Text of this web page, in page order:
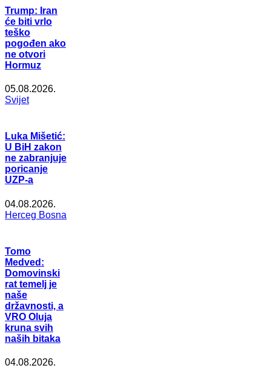
Trump: Iran
će biti vrlo
teško
pogođen ako
ne otvori
Hormuz
05.08.2026.
Svijet
Luka Mišetić:
U BiH zakon
ne zabranjuje
poricanje
UZP-a
04.08.2026.
Herceg Bosna
Tomo
Medved:
Domovinski
rat temelj je
naše
državnosti, a
VRO Oluja
kruna svih
naših bitaka
04.08.2026.